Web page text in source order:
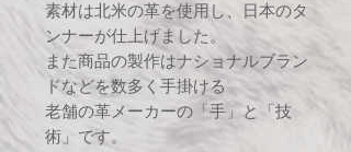
素材は北米の革を使用し、日本のタ
ンナーが仕上げました。
また商品の製作はナショナルブラン
ドなどを数多く手掛ける
老舗の革メーカーの「手」と「技
術」です。